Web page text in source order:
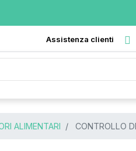
Assistenza clienti
ALIMENTARI CONTROLLO